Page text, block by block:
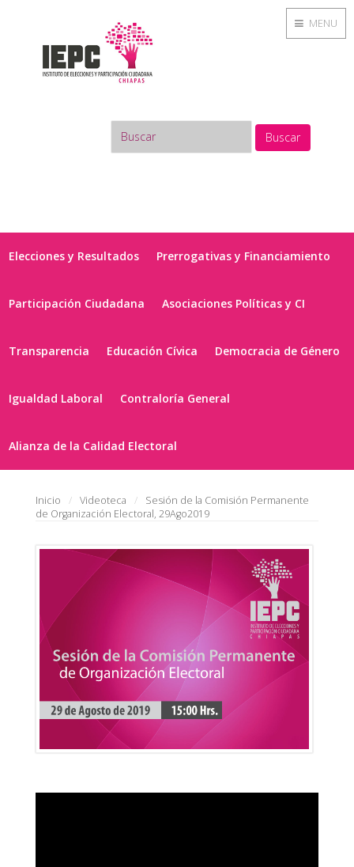
Buscar
Elecciones y Resultados Prerrogativas y Financiamiento
Participación Ciudadana Asociaciones Políticas y CI
Transparencia Educación Cívica Democracia de Género
Igualdad Laboral Contraloría General
Alianza de la Calidad Electoral
Inicio Videoteca
Sesión de la Comisión Permanente
de Organización Electoral, 29Ago2019
MENU